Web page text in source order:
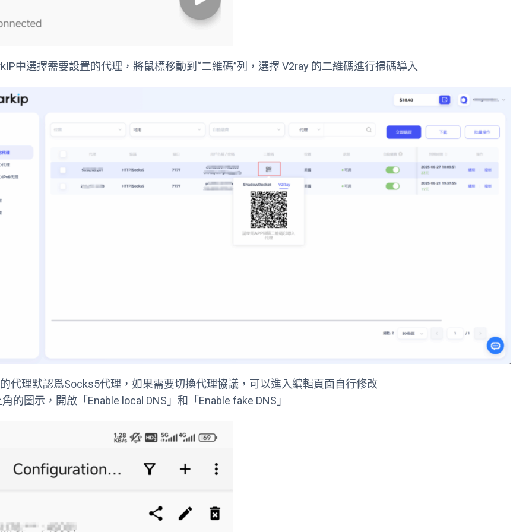
中選擇需要設置的代理，將鼠標移動到“二維碼”列，選擇 V2ray 的二維碼進行掃碼導入
代理默認爲Socks5代理，如果需要切換代理協議，可以進入編輯頁面自行修改
的圖示，開啟「Enable local DNS」和「Enable fake DNS」